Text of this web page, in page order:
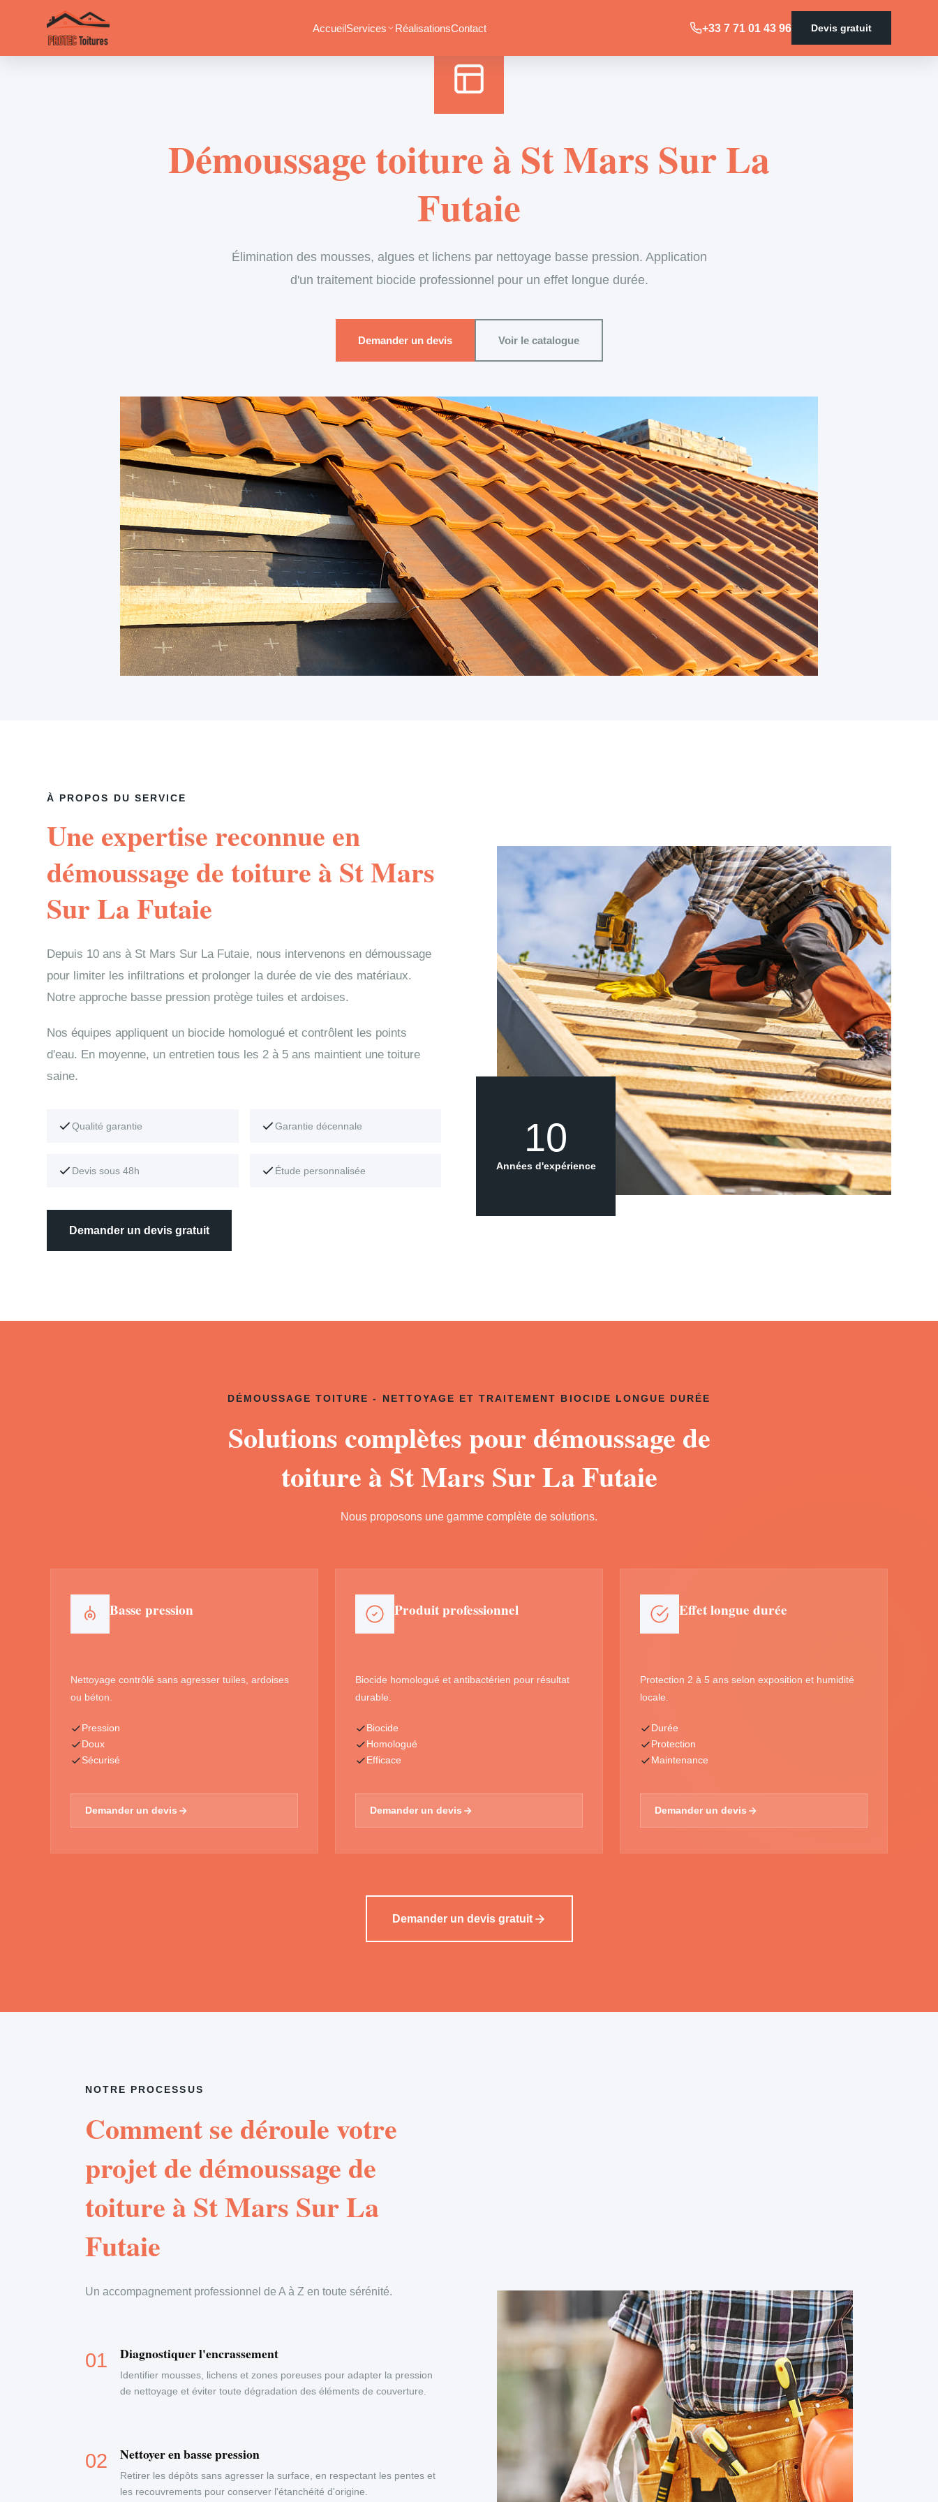
AccueilServices RéalisationsContact +33 7 71 01 43 96 Devis gratuit
Démoussage toiture à St Mars Sur La
Futaie
Élimination des mousses, algues et lichens par nettoyage basse pression. Application
d'un traitement biocide professionnel pour un effet longue durée.
Demander un devis Voir le catalogue
À PROPOS DU SERVICE
Une expertise reconnue en
démoussage de toiture à St Mars
Sur La Futaie
Depuis 10 ans à St Mars Sur La Futaie, nous intervenons en démoussage
pour limiter les infiltrations et prolonger la durée de vie des matériaux.
Notre approche basse pression protège tuiles et ardoises.
Nos équipes appliquent un biocide homologué et contrôlent les points
d'eau. En moyenne, un entretien tous les 2 à 5 ans maintient une toiture
saine.
Qualité garantie Garantie décennale
Devis sous 48h Étude personnalisée
Demander un devis gratuit
10
Années d'expérience
DÉMOUSSAGE TOITURE - NETTOYAGE ET TRAITEMENT BIOCIDE LONGUE DURÉE
Solutions complètes pour démoussage de
toiture à St Mars Sur La Futaie
Nous proposons une gamme complète de solutions.
Basse pression
Nettoyage contrôlé sans agresser tuiles, ardoises
ou béton.
Pression
Doux
Sécurisé
Demander un devis
Produit professionnel
Biocide homologué et antibactérien pour résultat
durable.
Biocide
Homologué
Efficace
Demander un devis
Effet longue durée
Protection 2 à 5 ans selon exposition et humidité
locale.
Durée
Protection
Maintenance
Demander un devis
Demander un devis gratuit
NOTRE PROCESSUS
Comment se déroule votre
projet de démoussage de
toiture à St Mars Sur La
Futaie
Un accompagnement professionnel de A à Z en toute sérénité.
Diagnostiquer l'encrassement
Identifier mousses, lichens et zones poreuses pour adapter la pression
de nettoyage et éviter toute dégradation des éléments de couverture.
Nettoyer en basse pression
Retirer les dépôts sans agresser la surface, en respectant les pentes et
les recouvrements pour conserver l'étanchéité d'origine.